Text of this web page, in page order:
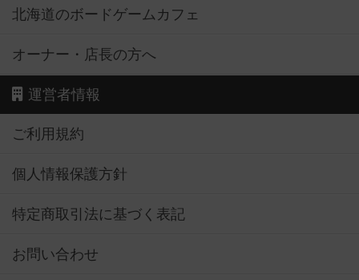
北海道のボードゲームカフェ
オーナー・店長の方へ
運営者情報
ご利用規約
個人情報保護方針
特定商取引法に基づく表記
お問い合わせ